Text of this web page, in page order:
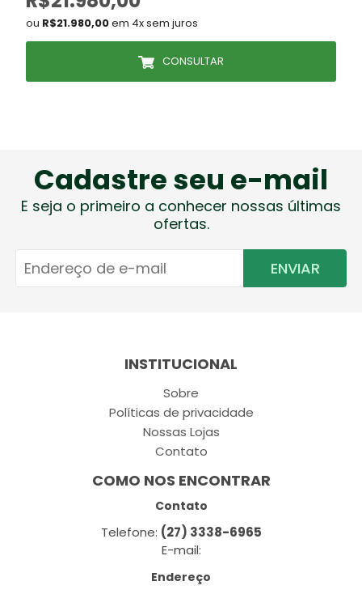
ou R$21.980,00em 4x sem juros
CONSULTAR
Cadastre seu e-mail
E seja o primeiro a conhecer nossas últimas
ofertas.
ENVIAR
INSTITUCIONAL
Sobre
Políticas de privacidade
Nossas Lojas
Contato
COMO NOS ENCONTRAR
Contato
Telefone: (27) 3338-6965
E-mail:
Endereço